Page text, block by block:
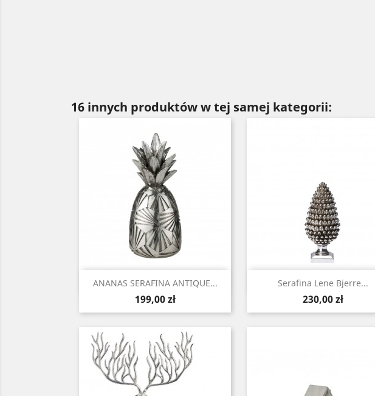
16 innych produktów w tej samej kategorii:
ANANAS SERAFINA ANTIQUE...
Cena
199,00 zł
Szybki podgląd Serafina Lene Bjerre...
Cena
230,00 zł
Szybki podgląd